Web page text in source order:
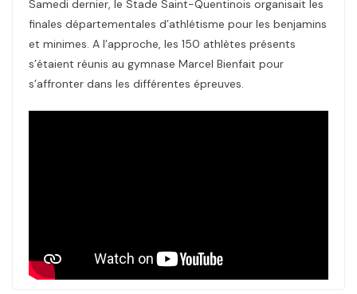
Samedi dernier, le Stade Saint-Quentinois organisait les
finales départementales d’athlétisme pour les benjamins
et minimes. A l’approche, les 150 athlètes présents
s’étaient réunis au gymnase Marcel Bienfait pour
s’affronter dans les différentes épreuves.